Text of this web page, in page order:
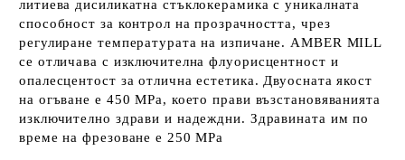
литиева дисиликатна стъклокерамика с уникалната
способност за контрол на прозрачността, чрез
регулиране температурата на изпичане. AMBER MILL
се отличава с изключителна флуорисцентност и
опалесцентост за отлична естетика. Двуосната якост
на огъване е 450 МРа, което прави възстановяванията
изключително здрави и надеждни. Здравината им по
време на фрезоване е 250 МРа